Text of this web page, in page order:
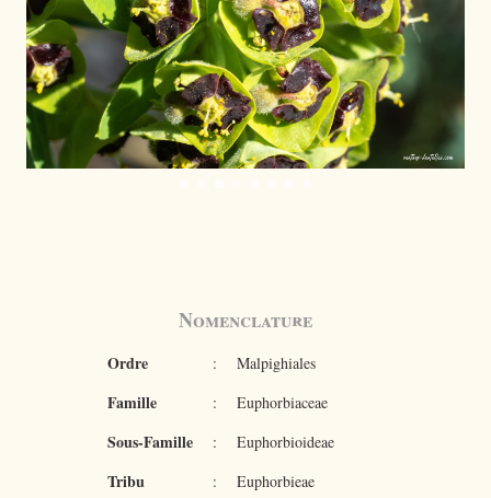
Nomenclature
Ordre : Malpighiales
Famille : Euphorbiaceae
Sous-Famille : Euphorbioideae
Tribu : Euphorbieae